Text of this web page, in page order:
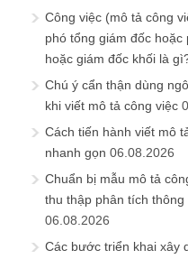
Công việc (mô tả công
phó tổng giám đốc hoặc
hoặc giám đốc khối là
Chú ý cẩn thận dùng
khi viết mô tả công việc
Cách tiến hành viết mô
nhanh gọn 06.08.2026
Chuẩn bị mẫu mô tả
thu thập phân tích thông
06.08.2026
Các bước triển khai xây